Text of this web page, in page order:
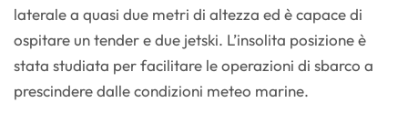
laterale a quasi due metri di altezza ed è capace di
ospitare un tender e due jetski. L’insolita posizione è
stata studiata per facilitare le operazioni di sbarco a
prescindere dalle condizioni meteo marine.